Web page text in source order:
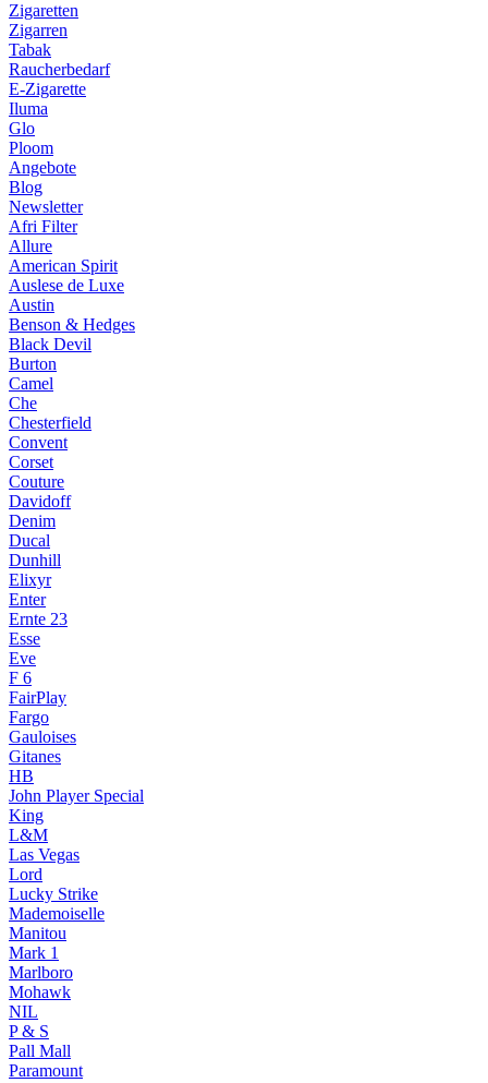
Zigaretten
Zigarren
Tabak
Raucherbedarf
E-Zigarette
Iluma
Glo
Ploom
Angebote
Blog
Newsletter
Afri Filter
Allure
American Spirit
Auslese de Luxe
Austin
Benson & Hedges
Black Devil
Burton
Camel
Che
Chesterfield
Convent
Corset
Couture
Davidoff
Denim
Ducal
Dunhill
Elixyr
Enter
Ernte 23
Esse
Eve
F 6
FairPlay
Fargo
Gauloises
Gitanes
HB
John Player Special
King
L&M
Las Vegas
Lord
Lucky Strike
Mademoiselle
Manitou
Mark 1
Marlboro
Mohawk
NIL
P & S
Pall Mall
Paramount